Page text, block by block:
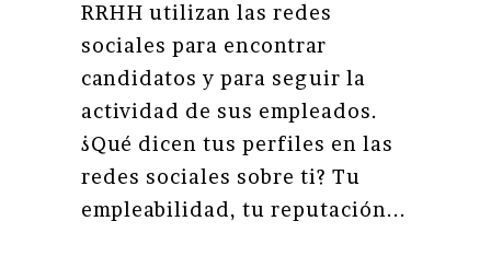
RRHH utilizan las redes
sociales para encontrar
candidatos y para seguir la
actividad de sus empleados.
¿Qué dicen tus perfiles en las
redes sociales sobre ti? Tu
empleabilidad, tu reputación...